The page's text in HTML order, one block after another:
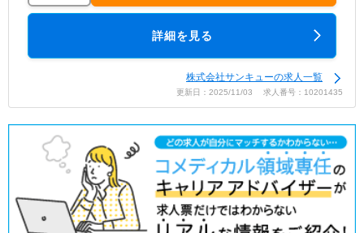
詳細を見る
株式会社サンキューの求人一覧
更新日：2025/11/03 求人番号：10201435